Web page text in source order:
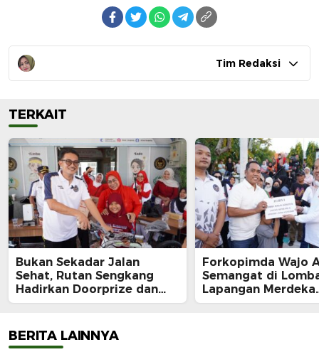
Tim Redaksi
TERKAIT
Bukan Sekadar Jalan
Sehat, Rutan Sengkang
Hadirkan Doorprize dan
Lomba Semarak HUT RI
Forkopimda Wajo
Semangat di
Lapangan Merdeka
Sengkang, Andi
BERITA LAINNYA